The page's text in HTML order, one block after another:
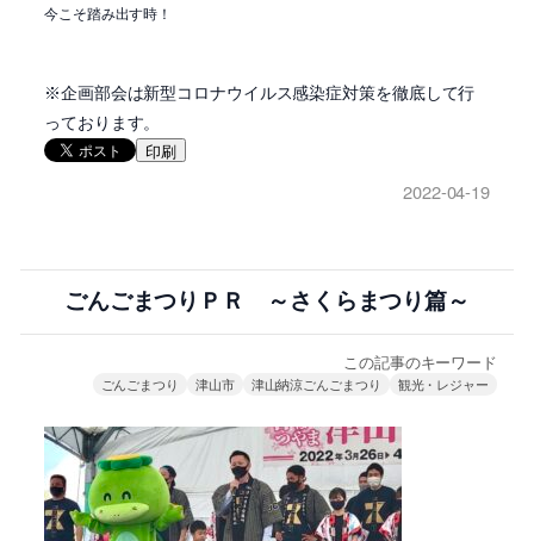
今こそ踏み出す時！
※企画部会は新型コロナウイルス感染症対策を徹底して行
っております。
印刷
2022-04-19
ごんごまつりＰＲ ～さくらまつり篇～
この記事のキーワード
ごんごまつり 津山市 津山納涼ごんごまつり 観光・レジャー